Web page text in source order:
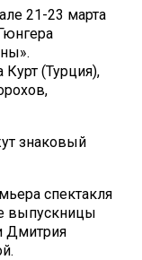
21-23 марта
(Турция),
знаковый
спектакля
выпускницы
Дмитрия